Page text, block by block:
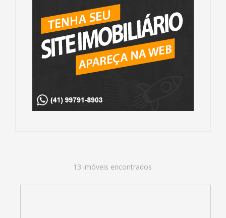
13 imóveis encontrados